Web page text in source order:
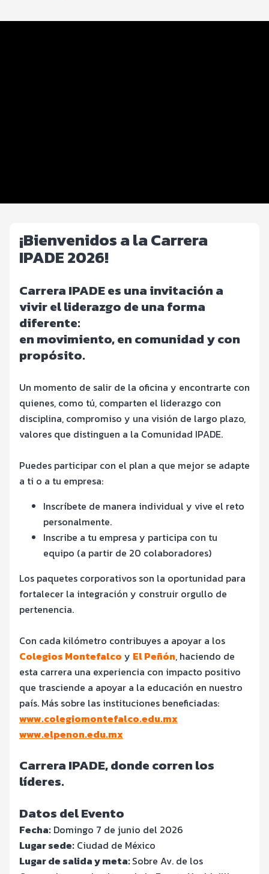
¡Bienvenidos a la Carrera
IPADE 2026!
Carrera IPADE es una invitación a
vivir el liderazgo de una forma
diferente:
en movimiento, en comunidad y con
propósito.
Un momento de salir de la oficina y encontrarte con
quienes, como tú, comparten el liderazgo con
disciplina, compromiso y una visión de largo plazo,
valores que distinguen a la Comunidad IPADE.
Puedes participar con el plan a que mejor se adapte
a ti o a tu empresa:
Inscríbete de manera individual y vive el reto
personalmente.
Inscribe a tu empresa y participa con tu
equipo (a partir de 20 colaboradores)
Los paquetes corporativos son la oportunidad para
fortalecer la integración y construir orgullo de
pertenencia.
Con cada kilómetro contribuyes a apoyar a los
Colegios Montefalco y El Peñón, haciendo de
esta carrera una experiencia con impacto positivo
que trasciende a apoyar a la educación en nuestro
país. Más sobre las instituciones beneficiadas:
www.colegiomontefalco.edu.mx
www.elpenon.edu.mx
Carrera IPADE, donde corren los
líderes.
Datos del Evento
Fecha: Domingo 7 de junio del 2026
Lugar sede: Ciudad de México
Lugar de salida y meta:Sobre Av. de los